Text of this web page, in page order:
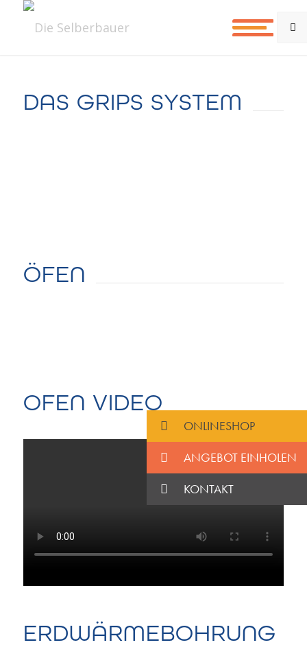
DAS GRIPS SYSTEM
ÖFEN
OFEN VIDEO
ERDWÄRMEBOHRUNG
ONLINESHOP
ANGEBOT EINHOLEN
KONTAKT